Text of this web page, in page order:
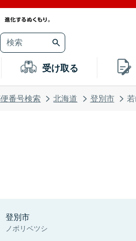
受け取る
番号検索 北海道 登別市
登別市
ノボリベツシ